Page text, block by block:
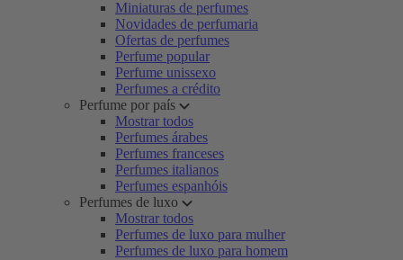
Miniaturas de perfumes
Novidades de perfumaria
Ofertas de perfumes
Perfume popular
Perfume unissexo
Perfumes a crédito
Perfume por país
Mostrar todos
Perfumes árabes
Perfumes franceses
Perfumes italianos
Perfumes espanhóis
Perfumes de luxo
Mostrar todos
Perfumes de luxo para mulher
Perfumes de luxo para homem